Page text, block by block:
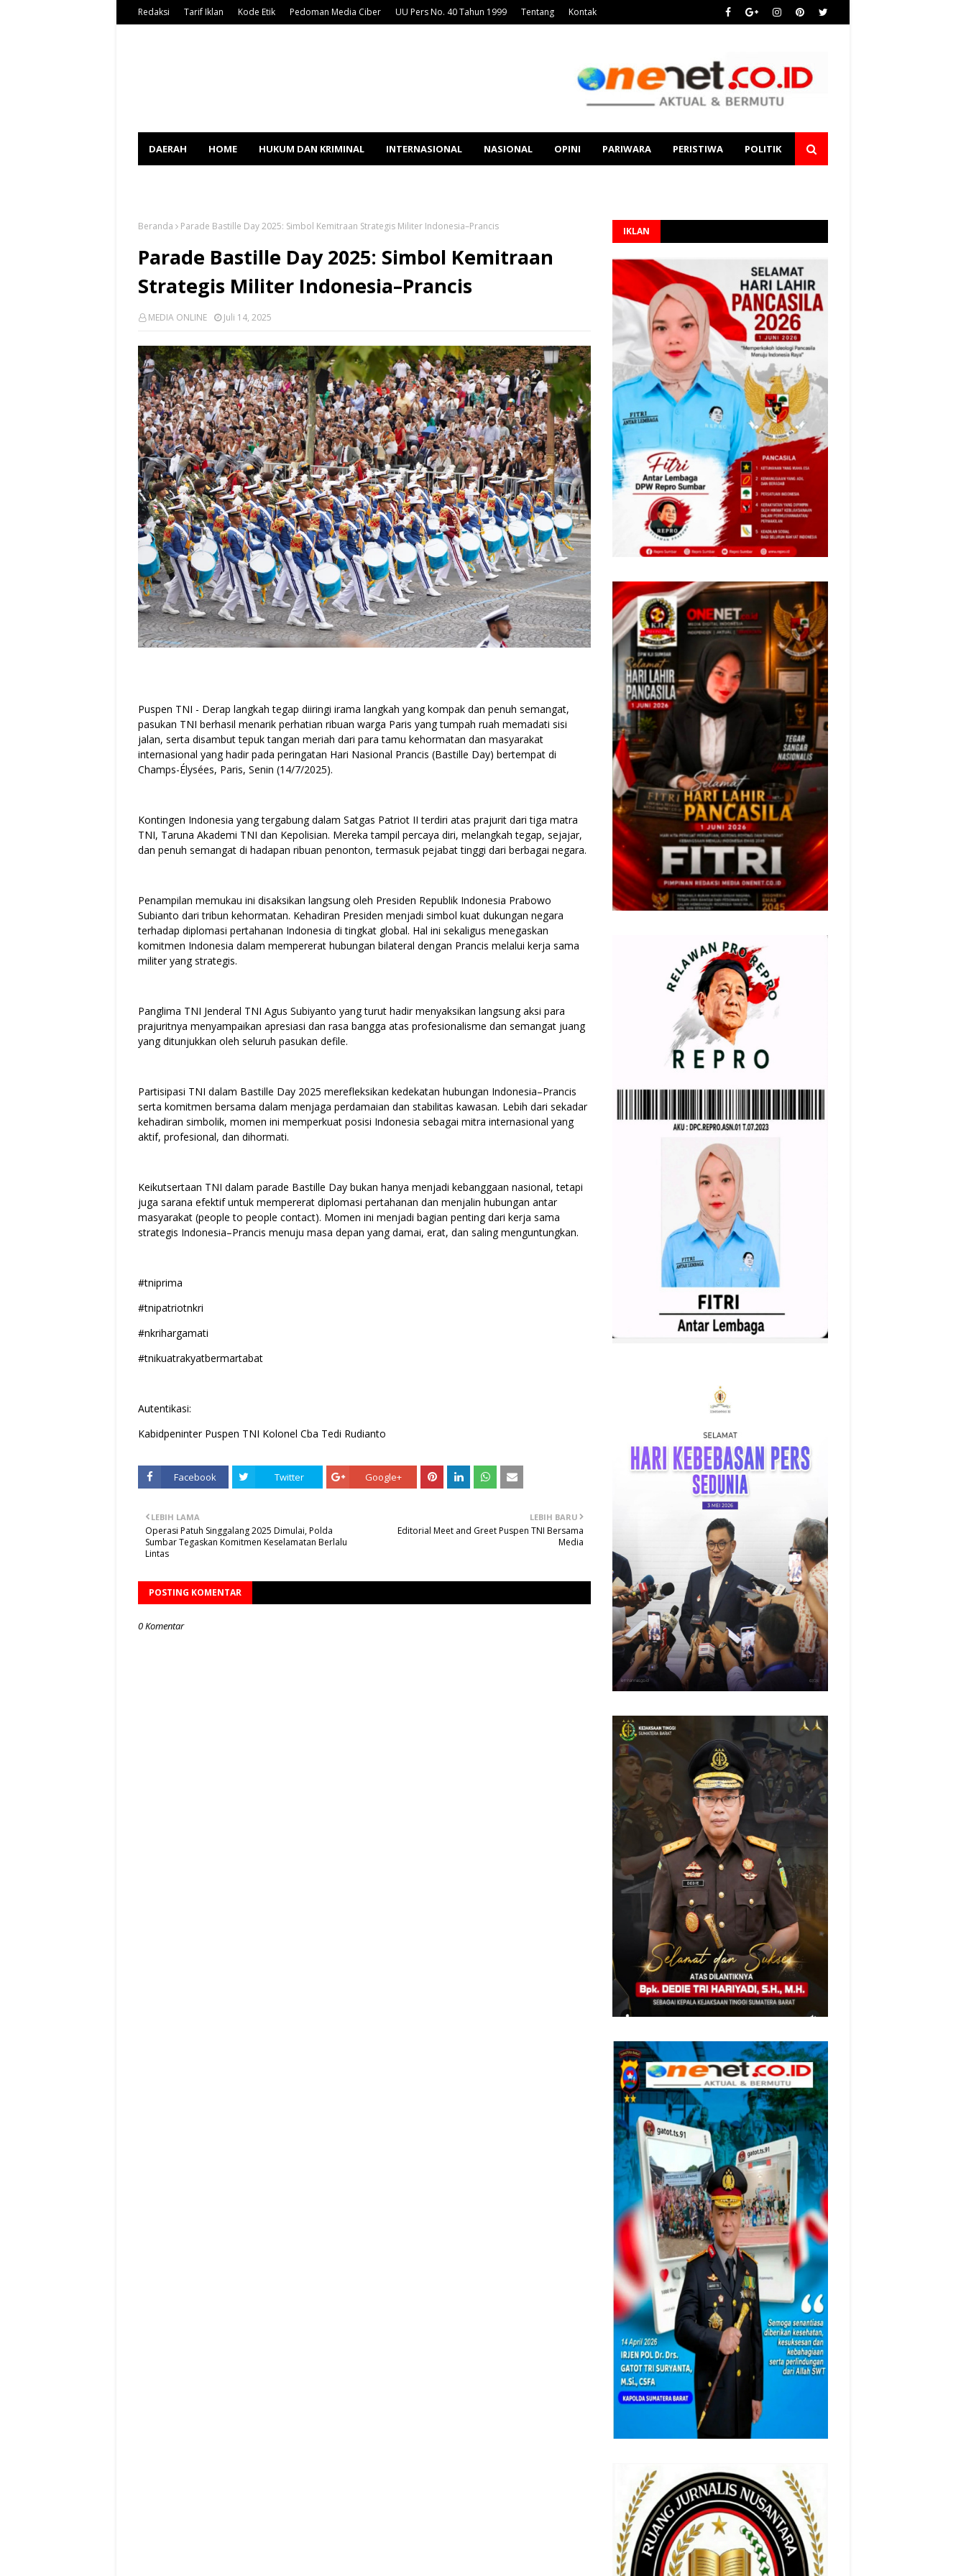
Redaksi Tarif Iklan Kode Etik Pedoman Media Ciber UU Pers No. 40 Tahun 1999 Tentang Kontak
DAERAH HOME HUKUM DAN KRIMINAL INTERNASIONAL NASIONAL OPINI PARIWARA PERISTIWA POLITIK
Beranda Parade Bastille Day 2025: Simbol Kemitraan Strategis Militer Indonesia–Prancis
Parade Bastille Day 2025: Simbol Kemitraan
Strategis Militer Indonesia–Prancis
MEDIA ONLINE Juli 14, 2025
Puspen TNI - Derap langkah tegap diiringi irama langkah yang kompak dan penuh semangat,
pasukan TNI berhasil menarik perhatian ribuan warga Paris yang tumpah ruah memadati sisi
jalan, serta disambut tepuk tangan meriah dari para tamu kehormatan dan masyarakat
internasional yang hadir pada peringatan Hari Nasional Prancis (Bastille Day) bertempat di
Champs-Élysées, Paris, Senin (14/7/2025).
Kontingen Indonesia yang tergabung dalam Satgas Patriot II terdiri atas prajurit dari tiga matra
TNI, Taruna Akademi TNI dan Kepolisian. Mereka tampil percaya diri, melangkah tegap, sejajar,
dan penuh semangat di hadapan ribuan penonton, termasuk pejabat tinggi dari berbagai negara.
Penampilan memukau ini disaksikan langsung oleh Presiden Republik Indonesia Prabowo
Subianto dari tribun kehormatan. Kehadiran Presiden menjadi simbol kuat dukungan negara
terhadap diplomasi pertahanan Indonesia di tingkat global. Hal ini sekaligus menegaskan
komitmen Indonesia dalam mempererat hubungan bilateral dengan Prancis melalui kerja sama
militer yang strategis.
Panglima TNI Jenderal TNI Agus Subiyanto yang turut hadir menyaksikan langsung aksi para
prajuritnya menyampaikan apresiasi dan rasa bangga atas profesionalisme dan semangat juang
yang ditunjukkan oleh seluruh pasukan defile.
Partisipasi TNI dalam Bastille Day 2025 merefleksikan kedekatan hubungan Indonesia–Prancis
serta komitmen bersama dalam menjaga perdamaian dan stabilitas kawasan. Lebih dari sekadar
kehadiran simbolik, momen ini memperkuat posisi Indonesia sebagai mitra internasional yang
aktif, profesional, dan dihormati.
Keikutsertaan TNI dalam parade Bastille Day bukan hanya menjadi kebanggaan nasional, tetapi
juga sarana efektif untuk mempererat diplomasi pertahanan dan menjalin hubungan antar
masyarakat (people to people contact). Momen ini menjadi bagian penting dari kerja sama
strategis Indonesia–Prancis menuju masa depan yang damai, erat, dan saling menguntungkan.
#tniprima
#tnipatriotnkri
#nkrihargamati
#tnikuatrakyatbermartabat
Autentikasi:
Kabidpeninter Puspen TNI Kolonel Cba Tedi Rudianto
Facebook Twitter Google+
LEBIH BARU
Editorial Meet and Greet Puspen TNI Bersama
Media
LEBIH LAMA
Operasi Patuh Singgalang 2025 Dimulai, Polda
Sumbar Tegaskan Komitmen Keselamatan Berlalu
Lintas
POSTING KOMENTAR
0 Komentar
IKLAN